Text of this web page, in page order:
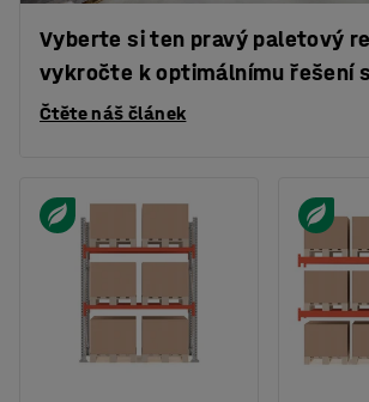
Vyberte si ten pravý paletový
vykročte k optimálnímu řešení
Čtěte náš článek